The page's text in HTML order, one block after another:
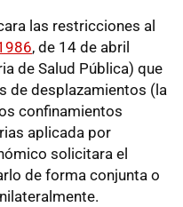
las restricciones al
, de 14 de abril
de Salud Pública) que
de desplazamientos (la
confinamientos
aplicada por
solicitara el
de forma conjunta o